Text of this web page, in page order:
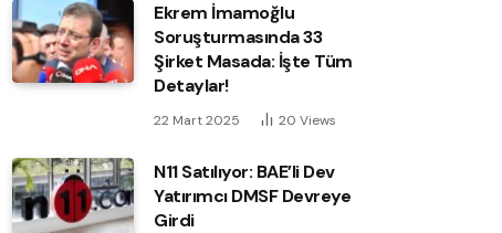
Ekrem İmamoğlu
Soruşturmasında 33
Şirket Masada: İşte Tüm
Detaylar!
22 Mart 2025 20 Views
N11 Satılıyor: BAE’li Dev
Yatırımcı DMSF Devreye
Girdi